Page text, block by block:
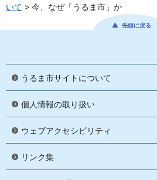
いて > 今、なぜ「うるま市」か
先頭に戻る
うるま市サイトについて
個人情報の取り扱い
ウェブアクセシビリティ
リンク集